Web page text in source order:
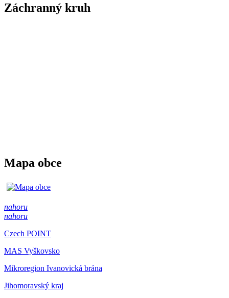
Záchranný kruh
Mapa obce
nahoru
nahoru
Czech POINT
MAS Vyškovsko
Mikroregion Ivanovická brána
Jihomoravský kraj